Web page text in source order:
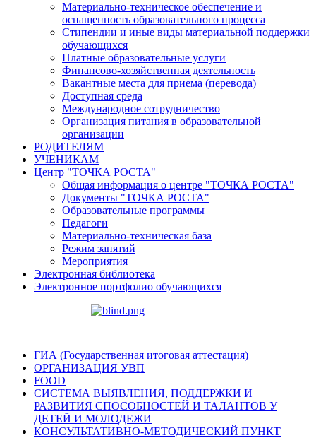
Материально-техническое обеспечение и
оснащенность образовательного процесса
Стипендии и иные виды материальной поддержки
обучающихся
Платные образовательные услуги
Финансово-хозяйственная деятельность
Вакантные места для приема (перевода)
Доступная среда
Международное сотрудничество
Организация питания в образовательной
организации
РОДИТЕЛЯМ
УЧЕНИКАМ
Центр "ТОЧКА РОСТА"
Общая информация о центре "ТОЧКА РОСТА"
Документы "ТОЧКА РОСТА"
Образовательные программы
Педагоги
Материально-техническая база
Режим занятий
Мероприятия
Электронная библиотека
Электронное портфолио обучающихся
ГИА (Государственная итоговая аттестация)
ОРГАНИЗАЦИЯ УВП
FOOD
СИСТЕМА ВЫЯВЛЕНИЯ, ПОДДЕРЖКИ И
РАЗВИТИЯ СПОСОБНОСТЕЙ И ТАЛАНТОВ У
ДЕТЕЙ И МОЛОДЕЖИ
КОНСУЛЬТАТИВНО-МЕТОДИЧЕСКИЙ ПУНКТ